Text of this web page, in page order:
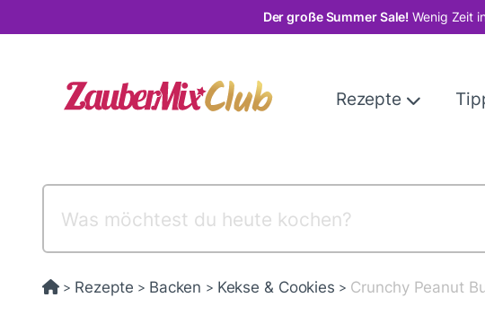
zum
Der große Summer Sale! Wenig Zeit
Rezepte
> Rezepte > Backen > Kekse & Cookies > Crunchy Peanut